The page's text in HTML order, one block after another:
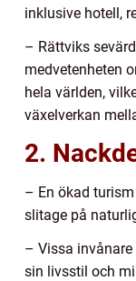
inklusive hotell,
– Rättviks
medvetenheten
hela världen,
växelverkan
2.
– En ökad
slitage på
– Vissa
sin livsstil och